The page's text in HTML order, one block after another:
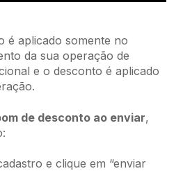
é aplicado somente no
da sua operação de
e o desconto é aplicado
de desconto ao enviar,
e clique em “enviar